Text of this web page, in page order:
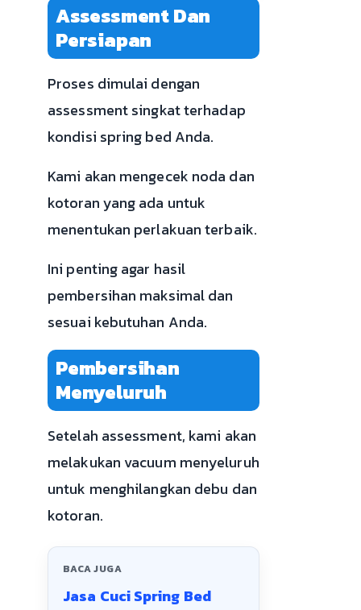
Assessment Dan
Persiapan
Proses dimulai dengan
assessment singkat terhadap
kondisi spring bed Anda.
Kami akan mengecek noda dan
kotoran yang ada untuk
menentukan perlakuan terbaik.
Ini penting agar hasil
pembersihan maksimal dan
sesuai kebutuhan Anda.
Pembersihan
Menyeluruh
Setelah assessment, kami akan
melakukan vacuum menyeluruh
untuk menghilangkan debu dan
kotoran.
BACA JUGA
Jasa Cuci Spring Bed